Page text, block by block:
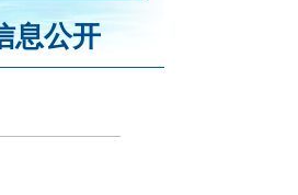
息公开